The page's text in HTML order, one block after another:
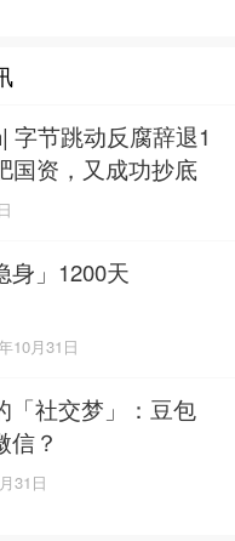
字节跳动反腐辞退1
国资，又成功抄底
基金赶来
身」1200天
10月31日
「社交梦」：豆包
信？
31日